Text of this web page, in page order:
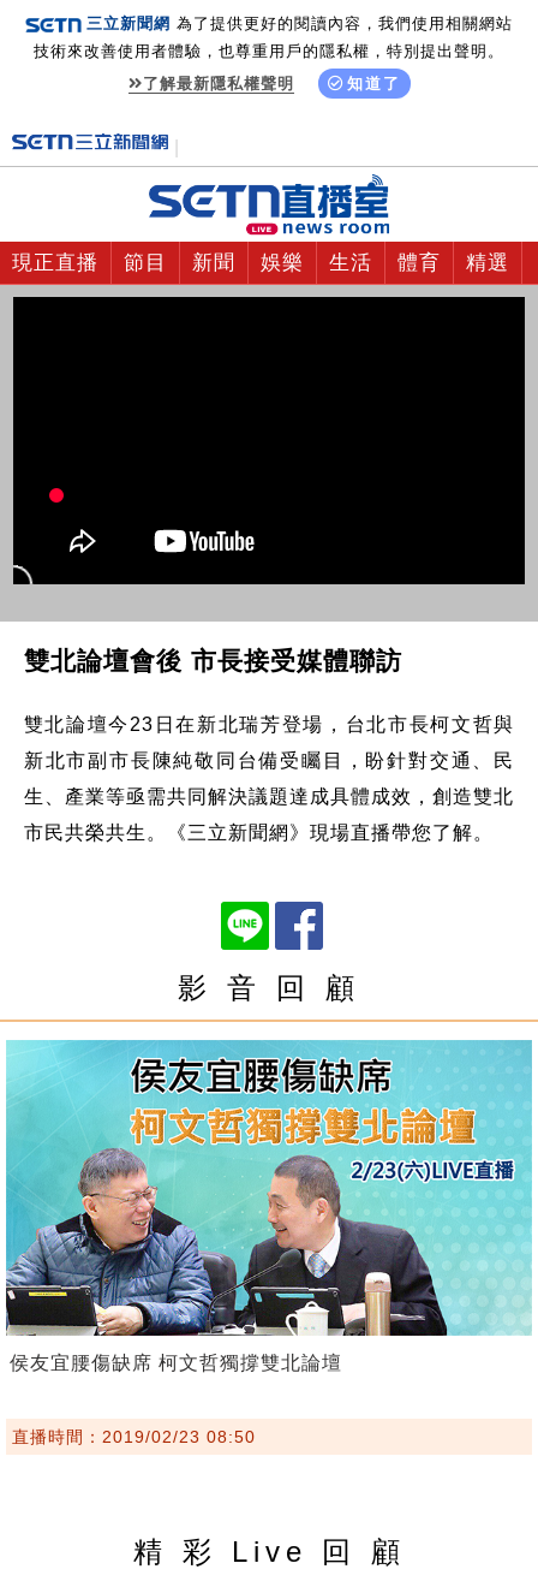
三立新聞網 為了提供更好的閱讀內容，我們使用相關網站
技術來改善使用者體驗，也尊重用戶的隱私權，特別提出聲明。
了解最新隱私權聲明
知道了
現正直播 節目 新聞 娛樂 生活 體育 精選
雙北論壇會後 市長接受媒體聯訪
雙北論壇今23日在新北瑞芳登場，台北市長柯文哲與
新北市副市長陳純敬同台備受矚目，盼針對交通、民
生、產業等亟需共同解決議題達成具體成效，創造雙北
市民共榮共生。《三立新聞網》現場直播帶您了解。
影 音 回 顧
侯友宜腰傷缺席 柯文哲獨撐雙北論壇
直播時間：2019/02/23 08:50
精 彩 Live 回 顧